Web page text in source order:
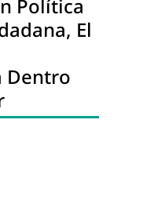
Política
El
Dentro